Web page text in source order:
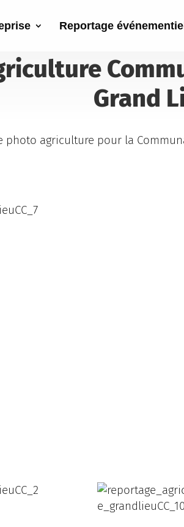
Reportage événementiel
Grand
photo agriculture pour la